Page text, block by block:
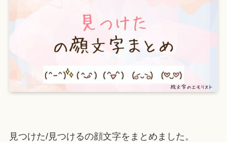
見つけた/見つけるの顔文字をまとめました。